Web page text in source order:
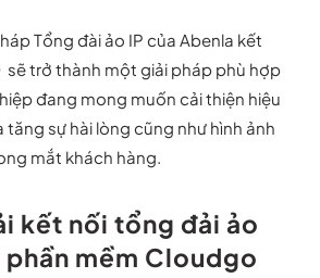
Tổng đài ảo IP của Abenla kết
sẽ trở thành một giải pháp phù hợp
đang mong muốn cải thiện hiệu
tăng sự hài lòng cũng như hình ảnh
mắt khách hàng.
kết nối tổng đải ảo
mềm Cloudgo